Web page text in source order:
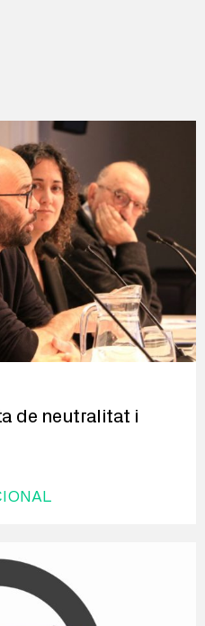
de neutralitat i